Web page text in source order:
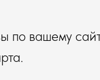
по вашему